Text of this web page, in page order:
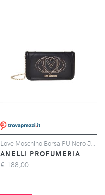
ANELLI PROFUMERIA
€ 188,00